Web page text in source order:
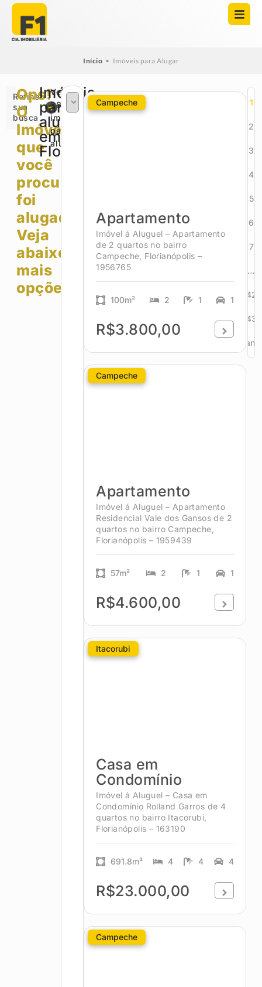
Início • Imóveis para Alugar
Refine
sua
busca
Ops!
O
Imóvel
que
você
procurava
foi
alugado.
Veja
abaixo
mais
opções!
Imóveis
para
alugar
em
Florianópolis
Veja
381
imóveis
para
alugar
Campeche
Apartamento
Imóvel á Aluguel – Apartamento
de 2 quartos no bairro
Campeche, Florianópolis –
1956765
100m² 2 1 1
R$3.800,00
Campeche
Apartamento
Imóvel á Aluguel – Apartamento
Residencial Vale dos Gansos de 2
quartos no bairro Campeche,
Florianópolis – 1959439
57m² 2 1 1
R$4.600,00
Itacorubi
Casa em
Condomínio
Imóvel á Aluguel – Casa em
Condomínio Rolland Garros de 4
quartos no bairro Itacorubi,
Florianópolis – 163190
691.8m² 4 4 4
R$23.000,00
Campeche
1
2
3
4
5
6
7
…
42
43